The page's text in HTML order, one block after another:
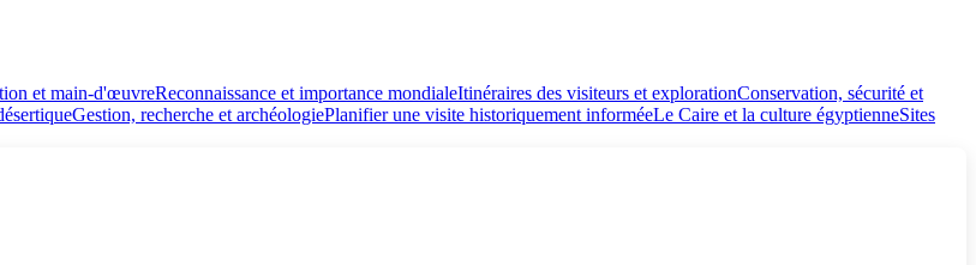
et main-d'œuvreReconnaissance et importance mondialeItinéraires des visiteurs et explorationConservation, sécurité et
Gestion, recherche et archéologiePlanifier une visite historiquement informéeLe Caire et la culture égyptienneSites